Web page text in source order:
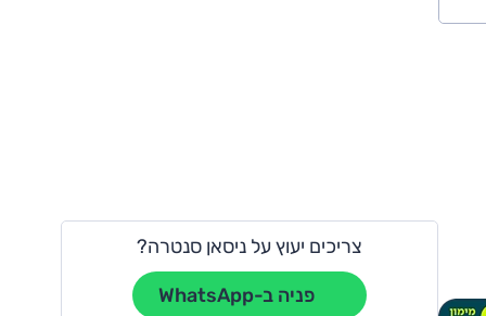
צריכים יעוץ על ניסאן סנטרה?
פניה ב-WhatsApp